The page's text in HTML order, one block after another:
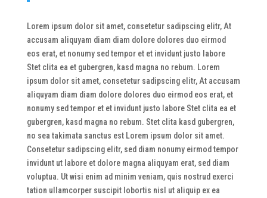
Lorem ipsum dolor sit amet, consetetur sadipscing elitr, At
accusam aliquyam diam diam dolore dolores duo eirmod
eos erat, et nonumy sed tempor et et invidunt justo labore
Stet clita ea et gubergren, kasd magna no rebum. Lorem
ipsum dolor sit amet, consetetur sadipscing elitr, At accusam
aliquyam diam diam dolore dolores duo eirmod eos erat, et
nonumy sed tempor et et invidunt justo labore Stet clita ea et
gubergren, kasd magna no rebum. Stet clita kasd gubergren,
no sea takimata sanctus est Lorem ipsum dolor sit amet.
Consetetur sadipscing elitr, sed diam nonumy eirmod tempor
invidunt ut labore et dolore magna aliquyam erat, sed diam
voluptua. Ut wisi enim ad minim veniam, quis nostrud exerci
tation ullamcorper suscipit lobortis nisl ut aliquip ex ea